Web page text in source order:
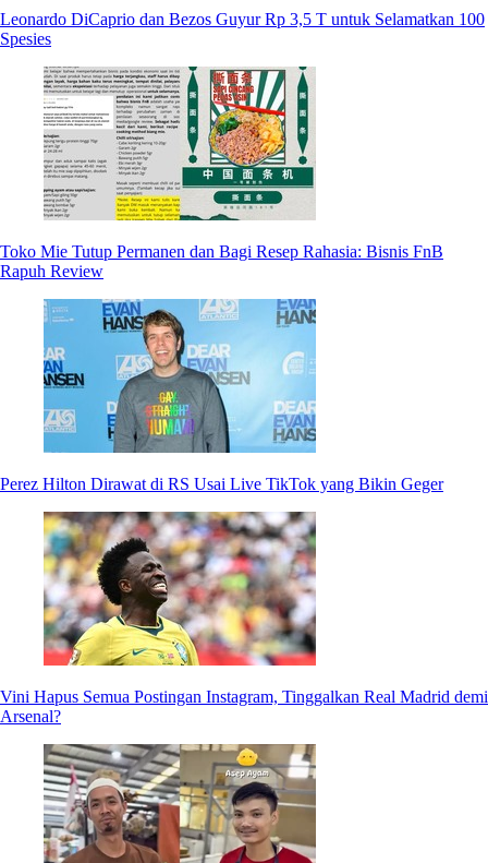
Leonardo DiCaprio dan Bezos Guyur Rp 3,5 T untuk Selamatkan 100
Spesies
Toko Mie Tutup Permanen dan Bagi Resep Rahasia: Bisnis FnB
Rapuh Review
Perez Hilton Dirawat di RS Usai Live TikTok yang Bikin Geger
Vini Hapus Semua Postingan Instagram, Tinggalkan Real Madrid demi
Arsenal?